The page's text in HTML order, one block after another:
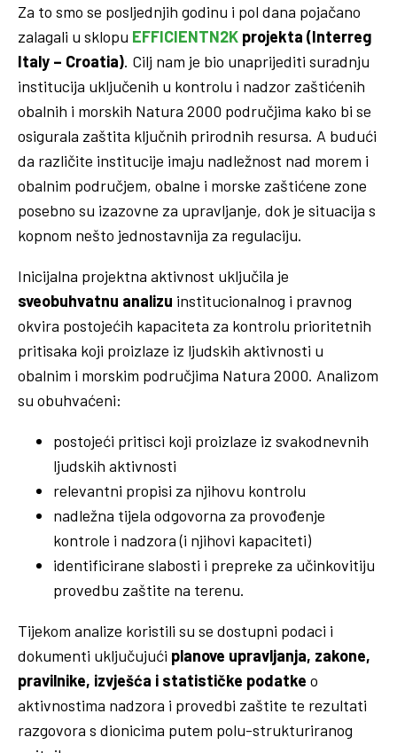
Za to smo se posljednjih godinu i pol dana pojačano
zalagali u sklopu EFFICIENTN2K projekta (Interreg
Italy – Croatia). Cilj nam je bio unaprijediti suradnju
institucija uključenih u kontrolu i nadzor zaštićenih
obalnih i morskih Natura 2000 područjima kako bi se
osigurala zaštita ključnih prirodnih resursa. A budući
da različite institucije imaju nadležnost nad morem i
obalnim područjem, obalne i morske zaštićene zone
posebno su izazovne za upravljanje, dok je situacija s
kopnom nešto jednostavnija za regulaciju.
Inicijalna projektna aktivnost uključila je
sveobuhvatnu analizu institucionalnog i pravnog
okvira postojećih kapaciteta za kontrolu prioritetnih
pritisaka koji proizlaze iz ljudskih aktivnosti u
obalnim i morskim područjima Natura 2000. Analizom
su obuhvaćeni:
postojeći pritisci koji proizlaze iz svakodnevnih
ljudskih aktivnosti
relevantni propisi za njihovu kontrolu
nadležna tijela odgovorna za provođenje
kontrole i nadzora (i njihovi kapaciteti)
identificirane slabosti i prepreke za učinkovitiju
provedbu zaštite na terenu.
Tijekom analize koristili su se dostupni podaci i
dokumenti uključujući planove upravljanja, zakone,
pravilnike, izvješća i statističke podatke o
aktivnostima nadzora i provedbi zaštite te rezultati
razgovora s dionicima putem polu-strukturiranog